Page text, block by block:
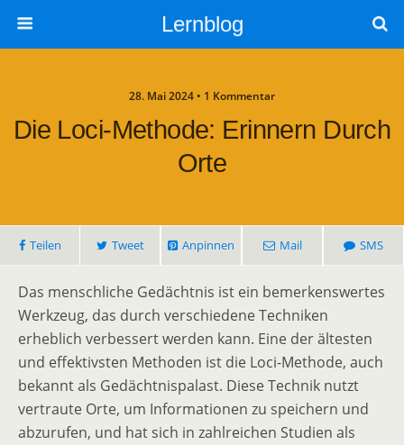
Lernblog
28. Mai 2024 • 1 Kommentar
Die Loci-Methode: Erinnern Durch
Orte
Teilen Tweet Anpinnen Mail SMS
Das menschliche Gedächtnis ist ein bemerkenswertes
Werkzeug, das durch verschiedene Techniken
erheblich verbessert werden kann. Eine der ältesten
und effektivsten Methoden ist die Loci-Methode, auch
bekannt als Gedächtnispalast. Diese Technik nutzt
vertraute Orte, um Informationen zu speichern und
abzurufen, und hat sich in zahlreichen Studien als